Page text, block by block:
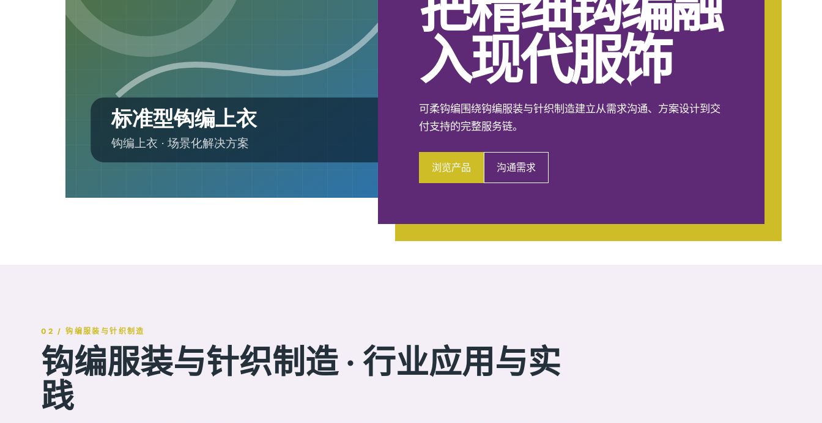
入现代服饰
可柔钩编围绕钩编服装与针织制造建立从需求沟通、方案设计到交
付支持的完整服务链。
浏览产品 沟通需求
02 / 钩编服装与针织制造
钩编服装与针织制造 · 行业应用与实
践